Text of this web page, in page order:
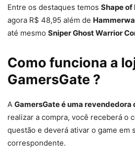
Entre os destaques temos Shape of
agora R$ 48,95 além de
até mesmo Sniper Ghost Warrior
Como funciona a
GamersGate ?
A GamersGate é uma revendedora
realizar a compra, você receberá o
questão e deverá ativar o game em
correspondente.